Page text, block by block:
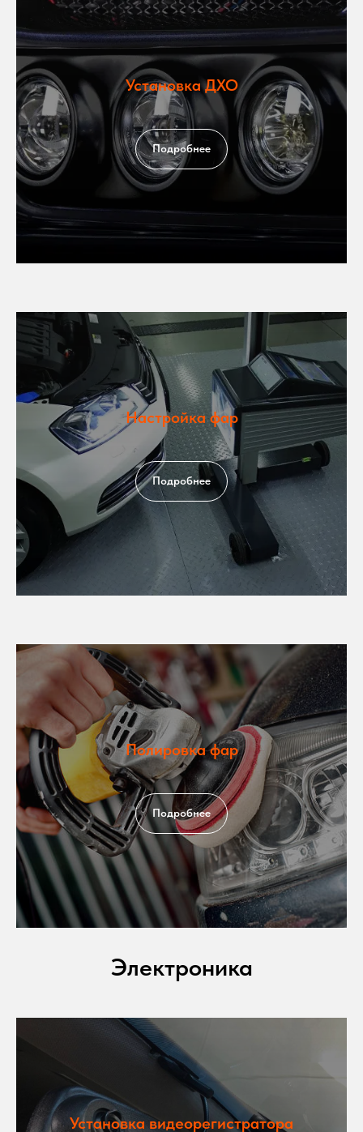
Установка ДХО
Подробнее
Настройка фар
Подробнее
Полировка фар
Подробнее
Электроника
Установка видеорегистратора